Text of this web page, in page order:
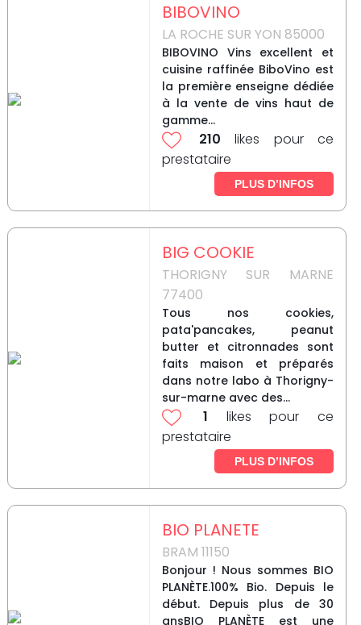
BIBOVINO
LA ROCHE SUR YON 85000
BIBOVINO Vins excellent et
cuisine raffinée BiboVino est
la première enseigne dédiée
à la vente de vins haut de
gamme...
210 likes pour ce
prestataire
PLUS D’INFOS
BIG COOKIE
THORIGNY SUR MARNE
77400
Tous nos cookies,
pata'pancakes, peanut
butter et citronnades sont
faits maison et préparés
dans notre labo à Thorigny-
sur-marne avec des...
1 likes pour ce
prestataire
PLUS D’INFOS
BIO PLANETE
BRAM 11150
Bonjour ! Nous sommes BIO
PLANÈTE.100% Bio. Depuis le
début. Depuis plus de 30
ansBIO PLANÈTE est une